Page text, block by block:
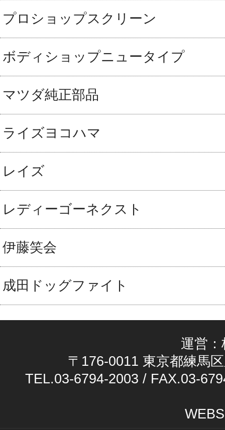
プロショップスクリーン
ボディショップニュータイプ
マツダ純正部品
ライズヨコハマ
レイズ
レディーゴーネクスト
伊藤笑会
成田ドッグファイト
運営
〒176-0011 東京都練馬
TEL.03-6794-2003 / FAX.03-